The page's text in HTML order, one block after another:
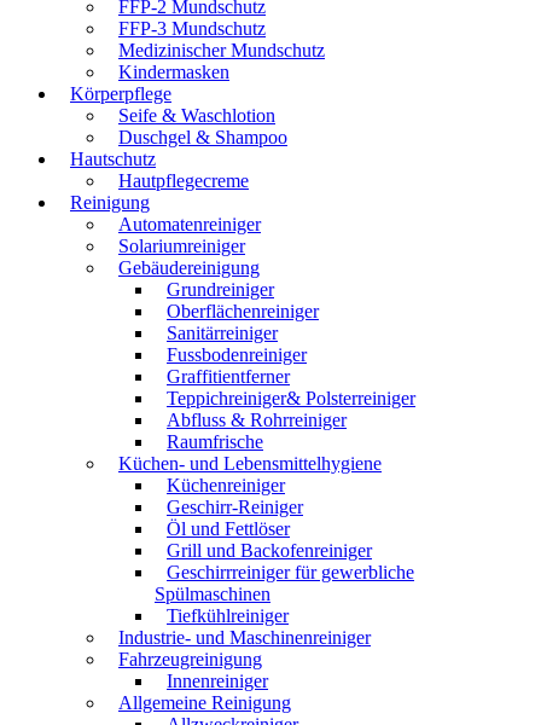
FFP-2 Mundschutz
FFP-3 Mundschutz
Medizinischer Mundschutz
Kindermasken
Körperpflege
Seife & Waschlotion
Duschgel & Shampoo
Hautschutz
Hautpflegecreme
Reinigung
Automatenreiniger
Solariumreiniger
Gebäudereinigung
Grundreiniger
Oberflächenreiniger
Sanitärreiniger
Fussbodenreiniger
Graffitientferner
Teppichreiniger& Polsterreiniger
Abfluss & Rohrreiniger
Raumfrische
Küchen- und Lebensmittelhygiene
Küchenreiniger
Geschirr-Reiniger
Öl und Fettlöser
Grill und Backofenreiniger
Geschirrreiniger für gewerbliche
Spülmaschinen
Tiefkühlreiniger
Industrie- und Maschinenreiniger
Fahrzeugreinigung
Innenreiniger
Allgemeine Reinigung